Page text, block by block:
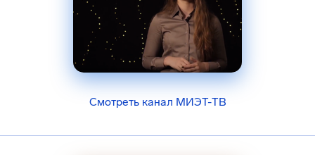
Смотреть канал МИЭТ-ТВ